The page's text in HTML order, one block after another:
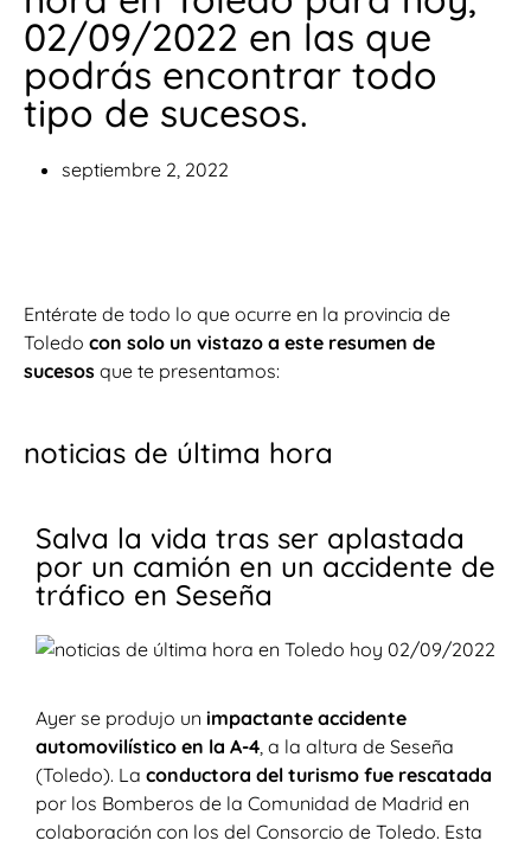
02/09/2022 en las que
podrás encontrar todo
tipo de sucesos.
septiembre 2, 2022
Entérate de todo lo que ocurre en la provincia de
Toledo con solo un vistazo a este resumen de
sucesos que te presentamos:
noticias de última hora
Salva la vida tras ser aplastada
por un camión en un accidente de
tráfico en Seseña
Ayer se produjo un impactante accidente
automovilístico en la A-4, a la altura de Seseña
(Toledo). La conductora del turismo fue rescatada
por los Bomberos de la Comunidad de Madrid en
colaboración con los del Consorcio de Toledo. Esta